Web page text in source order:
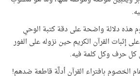
هذه دلالة واضحة على دقة كتبة الوحي
إثبات القرآن الكريم حين نزوله على الفور
كل حرف وكل كلمة فيه.
بافتراء القرآن أدلَّة قاطعة ضدهم!